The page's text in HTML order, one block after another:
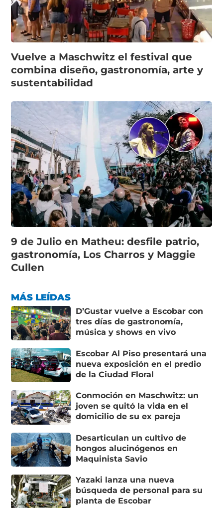
Vuelve a Maschwitz el festival que
combina diseño, gastronomía, arte y
sustentabilidad
9 de Julio en Matheu: desfile patrio,
gastronomía, Los Charros y Maggie
Cullen
MÁS LEÍDAS
D’Gustar vuelve a Escobar con
tres días de gastronomía,
música y shows en vivo
Escobar Al Piso presentará una
nueva exposición en el predio
de la Ciudad Floral
Conmoción en Maschwitz: un
joven se quitó la vida en el
domicilio de su ex pareja
Desarticulan un cultivo de
hongos alucinógenos en
Maquinista Savio
Yazaki lanza una nueva
búsqueda de personal para su
planta de Escobar